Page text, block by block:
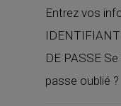
Entrez vos
DE PASSE
passe oublié ?